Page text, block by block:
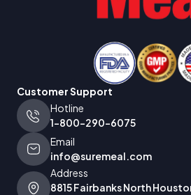
Customer Support
Hotline
1-800-290-6075
Email
info@suremeal.com
Address
8815 Fairbanks North